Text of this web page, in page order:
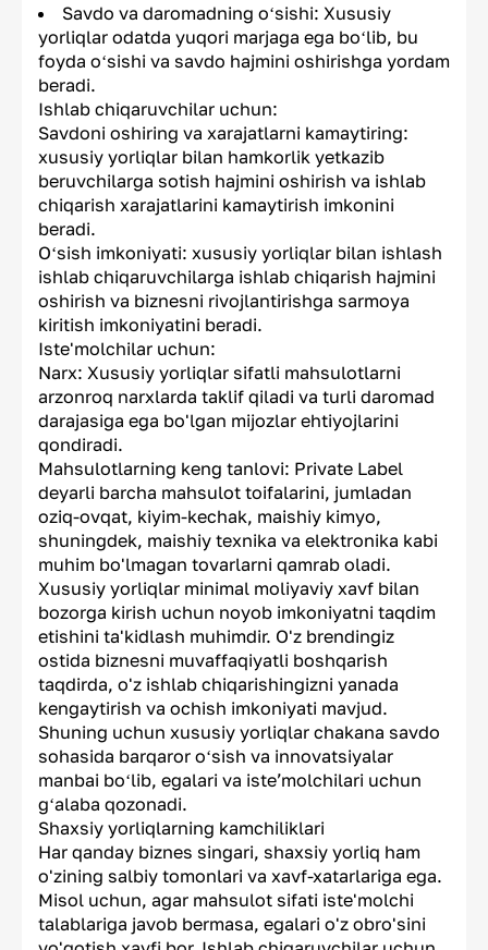
Savdo va daromadning oʻsishi: Xususiy
yorliqlar odatda yuqori marjaga ega boʻlib, bu
foyda oʻsishi va savdo hajmini oshirishga yordam
beradi.
Ishlab chiqaruvchilar uchun:
Savdoni oshiring va xarajatlarni kamaytiring:
xususiy yorliqlar bilan hamkorlik yetkazib
beruvchilarga sotish hajmini oshirish va ishlab
chiqarish xarajatlarini kamaytirish imkonini
beradi.
Oʻsish imkoniyati: xususiy yorliqlar bilan ishlash
ishlab chiqaruvchilarga ishlab chiqarish hajmini
oshirish va biznesni rivojlantirishga sarmoya
kiritish imkoniyatini beradi.
Iste'molchilar uchun:
Narx: Xususiy yorliqlar sifatli mahsulotlarni
arzonroq narxlarda taklif qiladi va turli daromad
darajasiga ega bo'lgan mijozlar ehtiyojlarini
qondiradi.
Mahsulotlarning keng tanlovi: Private Label
deyarli barcha mahsulot toifalarini, jumladan
oziq-ovqat, kiyim-kechak, maishiy kimyo,
shuningdek, maishiy texnika va elektronika kabi
muhim bo'lmagan tovarlarni qamrab oladi.
Xususiy yorliqlar minimal moliyaviy xavf bilan
bozorga kirish uchun noyob imkoniyatni taqdim
etishini ta'kidlash muhimdir. O'z brendingiz
ostida biznesni muvaffaqiyatli boshqarish
taqdirda, o'z ishlab chiqarishingizni yanada
kengaytirish va ochish imkoniyati mavjud.
Shuning uchun xususiy yorliqlar chakana savdo
sohasida barqaror oʻsish va innovatsiyalar
manbai boʻlib, egalari va isteʼmolchilari uchun
gʻalaba qozonadi.
Shaxsiy yorliqlarning kamchiliklari
Har qanday biznes singari, shaxsiy yorliq ham
o'zining salbiy tomonlari va xavf-xatarlariga ega.
Misol uchun, agar mahsulot sifati iste'molchi
talablariga javob bermasa, egalari o'z obro'sini